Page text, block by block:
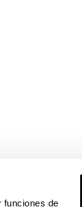
funciones de